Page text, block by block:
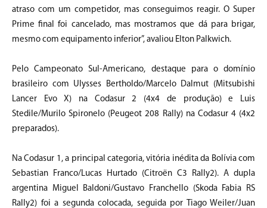
atraso com um competidor, mas conseguimos reagir. O Super
Prime final foi cancelado, mas mostramos que dá para brigar,
mesmo com equipamento inferior”, avaliou Elton Palkwich.
Pelo Campeonato Sul-Americano, destaque para o domínio
brasileiro com Ulysses Bertholdo/Marcelo Dalmut (Mitsubishi
Lancer Evo X) na Codasur 2 (4x4 de produção) e Luis
Stedile/Murilo Spironelo (Peugeot 208 Rally) na Codasur 4 (4x2
preparados).
Na Codasur 1, a principal categoria, vitória inédita da Bolívia com
Sebastian Franco/Lucas Hurtado (Citroën C3 Rally2). A dupla
argentina Miguel Baldoni/Gustavo Franchello (Skoda Fabia RS
Rally2) foi a segunda colocada, seguida por Tiago Weiler/Juan